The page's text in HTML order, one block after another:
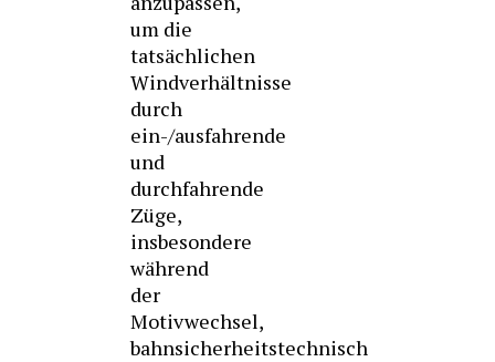
um die
tatsächlichen
Windverhältnisse
durch
ein-/ausfahrende
und
durchfahrende
Züge,
insbesondere
während
der
Motivwechsel,
bahnsicherheitstechnisch